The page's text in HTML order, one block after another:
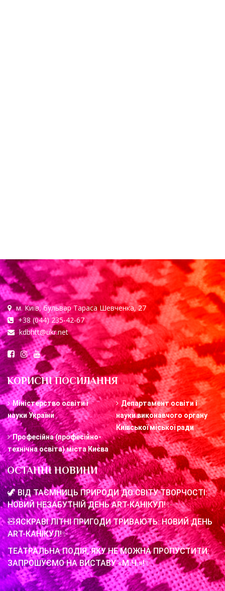
м. Київ, бульвар Тараса Шевченка, 27
+38 (044) 235-42-67
kdbhtt@ukr.net
КОРИСНІ ПОСИЛАННЯ
Міністерство освіти і
науки України
Професійна (професійно-
технічна освіта) міста Києва
Департамент освіти і
науки виконавчого органу
Київської міської ради
ОСТАННІ НОВИНИ
🦖 ВІД ТАЄМНИЦЬ ПРИРОДИ ДО СВІТУ ТВОРЧОСТІ:
НОВИЙ НЕЗАБУТНІЙ ДЕНЬ ART-КАНІКУЛ!✨
🧸ЯСКРАВІ ЛІТНІ ПРИГОДИ ТРИВАЮТЬ: НОВИЙ ДЕНЬ
ART-КАНІКУЛ!✨
ТЕАТРАЛЬНА ПОДІЯ, ЯКУ НЕ МОЖНА ПРОПУСТИТИ:
ЗАПРОШУЄМО НА ВИСТАВУ «М.Ч.»!✨